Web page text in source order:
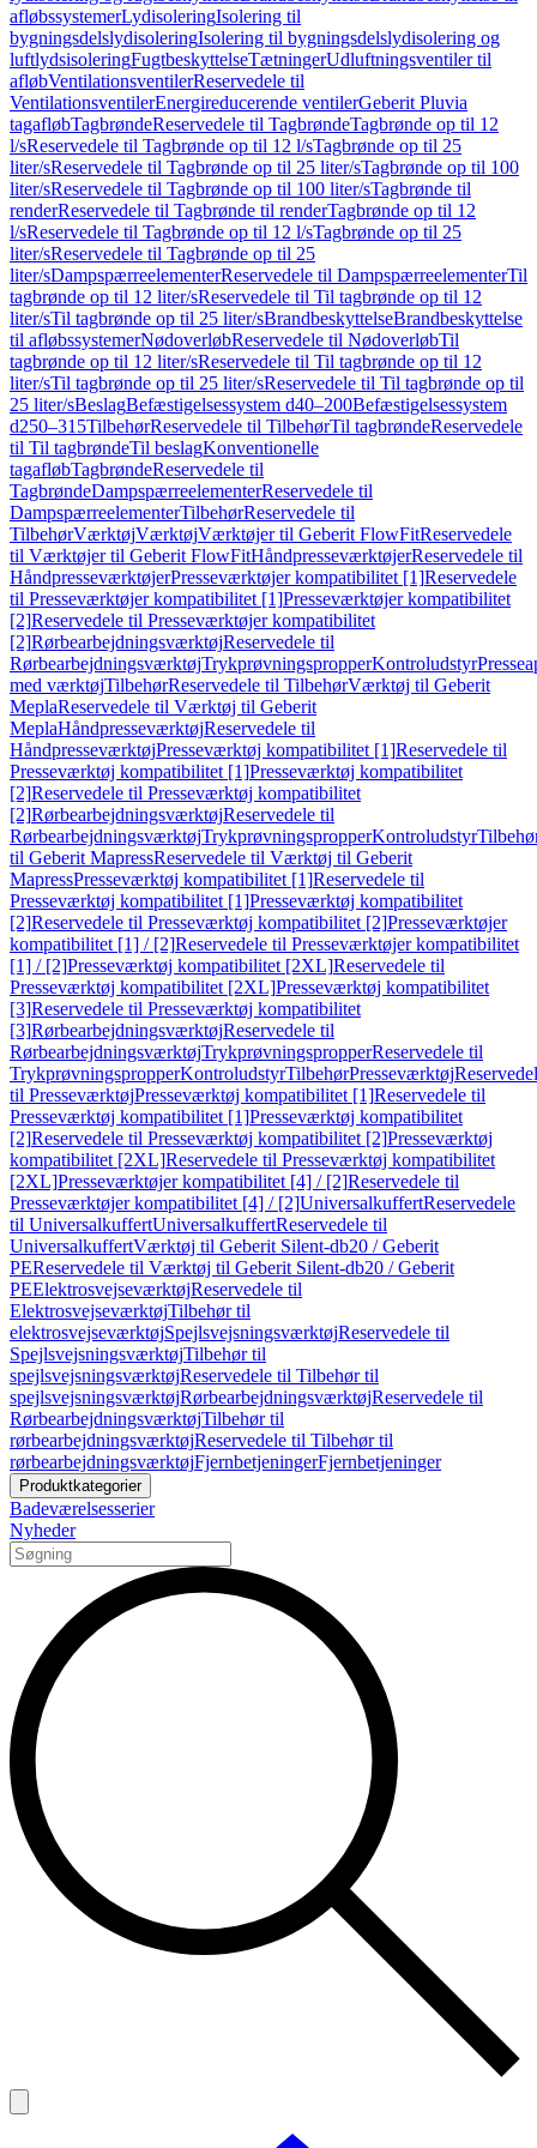
afløbssystemerLydisoleringIsolering til
bygningsdelslydisoleringIsolering til bygningsdelslydisolering og
luftlydsisoleringFugtbeskyttelseTætningerUdluftningsventiler til
afløbVentilationsventilerReservedele til
VentilationsventilerEnergireducerende ventilerGeberit Pluvia
tagafløbTagbrøndeReservedele til TagbrøndeTagbrønde op til 12
l/sReservedele til Tagbrønde op til 12 l/sTagbrønde op til 25
liter/sReservedele til Tagbrønde op til 25 liter/sTagbrønde op til 100
liter/sReservedele til Tagbrønde op til 100 liter/sTagbrønde til
renderReservedele til Tagbrønde til renderTagbrønde op til 12
l/sReservedele til Tagbrønde op til 12 l/sTagbrønde op til 25
liter/sReservedele til Tagbrønde op til 25
liter/sDampspærreelementerReservedele til DampspærreelementerTil
tagbrønde op til 12 liter/sReservedele til Til tagbrønde op til 12
liter/sTil tagbrønde op til 25 liter/sBrandbeskyttelseBrandbeskyttelse
til afløbssystemerNødoverløbReservedele til NødoverløbTil
tagbrønde op til 12 liter/sReservedele til Til tagbrønde op til 12
liter/sTil tagbrønde op til 25 liter/sReservedele til Til tagbrønde op til
25 liter/sBeslagBefæstigelsessystem d40–200Befæstigelsessystem
d250–315TilbehørReservedele til TilbehørTil tagbrøndeReservedele
til Til tagbrøndeTil beslagKonventionelle
tagafløbTagbrøndeReservedele til
TagbrøndeDampspærreelementerReservedele til
DampspærreelementerTilbehørReservedele til
TilbehørVærktøjVærktøjVærktøjer til Geberit FlowFitReservedele
til Værktøjer til Geberit FlowFitHåndpresseværktøjerReservedele til
HåndpresseværktøjerPresseværktøjer kompatibilitet [1]Reservedele
til Presseværktøjer kompatibilitet [1]Presseværktøjer kompatibilitet
[2]Reservedele til Presseværktøjer kompatibilitet
[2]RørbearbejdningsværktøjReservedele til
RørbearbejdningsværktøjTrykprøvningspropperKontroludstyr
med værktøjTilbehørReservedele til TilbehørVærktøj til Geberit
MeplaReservedele til Værktøj til Geberit
MeplaHåndpresseværktøjReservedele til
HåndpresseværktøjPresseværktøj kompatibilitet [1]Reservedele til
Presseværktøj kompatibilitet [1]Presseværktøj kompatibilitet
[2]Reservedele til Presseværktøj kompatibilitet
[2]RørbearbejdningsværktøjReservedele til
RørbearbejdningsværktøjTrykprøvningspropperKontroludstyr
til Geberit MapressReservedele til Værktøj til Geberit
MapressPresseværktøj kompatibilitet [1]Reservedele til
Presseværktøj kompatibilitet [1]Presseværktøj kompatibilitet
[2]Reservedele til Presseværktøj kompatibilitet [2]Presseværktøjer
kompatibilitet [1] / [2]Reservedele til Presseværktøjer kompatibilitet
[1] / [2]Presseværktøj kompatibilitet [2XL]Reservedele til
Presseværktøj kompatibilitet [2XL]Presseværktøj kompatibilitet
[3]Reservedele til Presseværktøj kompatibilitet
[3]RørbearbejdningsværktøjReservedele til
RørbearbejdningsværktøjTrykprøvningspropperReservedele til
TrykprøvningspropperKontroludstyrTilbehørPresseværktøj
til PresseværktøjPresseværktøj kompatibilitet [1]Reservedele til
Presseværktøj kompatibilitet [1]Presseværktøj kompatibilitet
[2]Reservedele til Presseværktøj kompatibilitet [2]Presseværktøj
kompatibilitet [2XL]Reservedele til Presseværktøj kompatibilitet
[2XL]Presseværktøjer kompatibilitet [4] / [2]Reservedele til
Presseværktøjer kompatibilitet [4] / [2]UniversalkuffertReservedele
til UniversalkuffertUniversalkuffertReservedele til
UniversalkuffertVærktøj til Geberit Silent-db20 / Geberit
PEReservedele til Værktøj til Geberit Silent-db20 / Geberit
PEElektrosvejseværktøjReservedele til
ElektrosvejseværktøjTilbehør til
elektrosvejseværktøjSpejlsvejsningsværktøjReservedele til
SpejlsvejsningsværktøjTilbehør til
spejlsvejsningsværktøjReservedele til Tilbehør til
spejlsvejsningsværktøjRørbearbejdningsværktøjReservedele til
RørbearbejdningsværktøjTilbehør til
rørbearbejdningsværktøjReservedele til Tilbehør til
rørbearbejdningsværktøjFjernbetjeningerFjernbetjeninger
Produktkategorier
Badeværelsesserier
Nyheder